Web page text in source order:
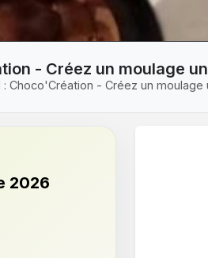
- Créez un moulage
Choco'Création - Créez un moulage
2026